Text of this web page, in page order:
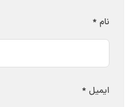
نام *
ایمیل *